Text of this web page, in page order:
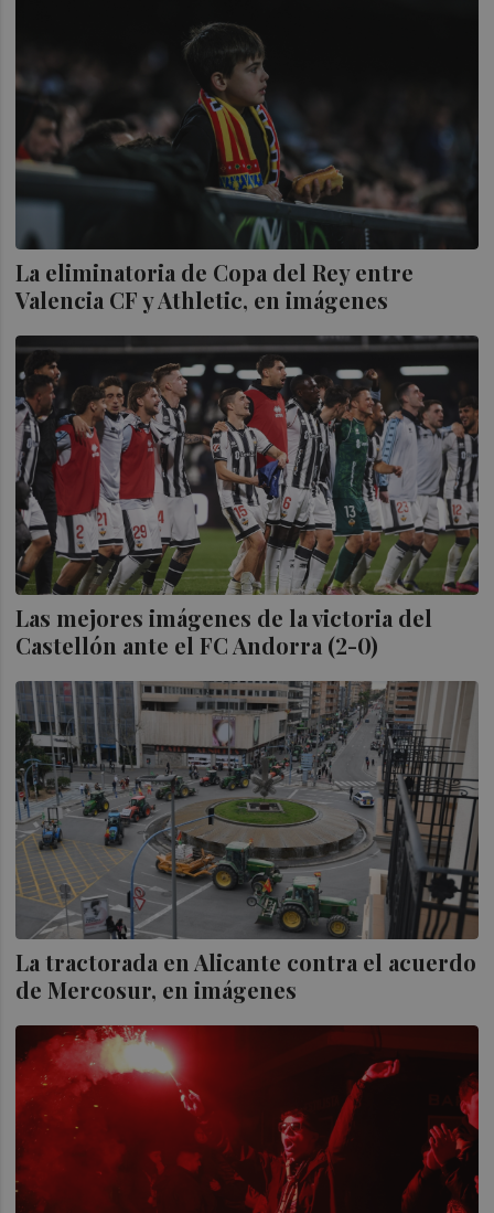
La eliminatoria de Copa del Rey entre
Valencia CF y Athletic, en imágenes
Las mejores imágenes de la victoria del
Castellón ante el FC Andorra (2-0)
La tractorada en Alicante contra el acuerdo
de Mercosur, en imágenes